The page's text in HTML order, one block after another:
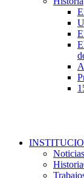
Noticias